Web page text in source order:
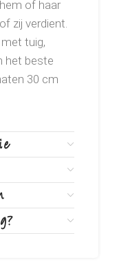
of haar
zij verdient.
tuig,
het beste
30 cm